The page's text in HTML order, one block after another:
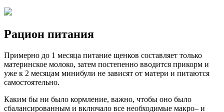
Рацион питания
Примерно до 1 месяца питание щенков составляет только
материнское молоко, затем постепенно вводится прикорм и
уже к 2 месяцам минибули не зависят от матери и питаются
самостоятельно.
Каким бы ни было кормление, важно, чтобы оно было
сбалансированным и включало все необходимые макро– и